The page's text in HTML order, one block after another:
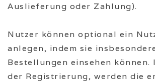
Auslieferung oder Zahlung).
Nutzer können optional ein
anlegen, indem sie
Bestellungen einsehen können.
der Registrierung, werden die